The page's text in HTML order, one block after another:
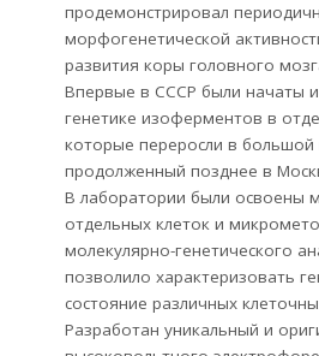
продемонстрировал
морфогенетической
развития коры головного
Впервые в СССР были начаты
генетике изоферментов в
которые переросли в большой
продолженный позднее в
В лаборатории были освоены
отдельных клеток и
молекулярно-генетического
позволило характеризовать
состояние различных
Разработан уникальный и